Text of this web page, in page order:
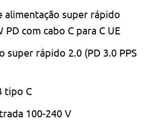
alimentação super rápido
PD com cabo C para C UE
super rápido 2.0 (PD 3.0 PPS
tipo C
100-240 V